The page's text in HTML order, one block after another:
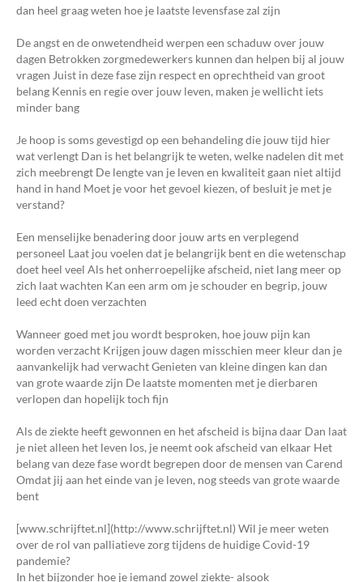
dan heel graag weten hoe je laatste levensfase zal zijn
De angst en de onwetendheid werpen een schaduw over jouw
dagen Betrokken zorgmedewerkers kunnen dan helpen bij al jouw
vragen Juist in deze fase zijn respect en oprechtheid van groot
belang Kennis en regie over jouw leven, maken je wellicht iets
minder bang
Je hoop is soms gevestigd op een behandeling die jouw tijd hier
wat verlengt Dan is het belangrijk te weten, welke nadelen dit met
zich meebrengt De lengte van je leven en kwaliteit gaan niet altijd
hand in hand Moet je voor het gevoel kiezen, of besluit je met je
verstand?
Een menselijke benadering door jouw arts en verplegend
personeel Laat jou voelen dat je belangrijk bent en die wetenschap
doet heel veel Als het onherroepelijke afscheid, niet lang meer op
zich laat wachten Kan een arm om je schouder en begrip, jouw
leed echt doen verzachten
Wanneer goed met jou wordt besproken, hoe jouw pijn kan
worden verzacht Krijgen jouw dagen misschien meer kleur dan je
aanvankelijk had verwacht Genieten van kleine dingen kan dan
van grote waarde zijn De laatste momenten met je dierbaren
verlopen dan hopelijk toch fijn
Als de ziekte heeft gewonnen en het afscheid is bijna daar Dan laat
je niet alleen het leven los, je neemt ook afscheid van elkaar Het
belang van deze fase wordt begrepen door de mensen van Carend
Omdat jij aan het einde van je leven, nog steeds van grote waarde
bent
[www.schrijftet.nl](http://www.schrijftet.nl) Wil je meer weten
over de rol van palliatieve zorg tijdens de huidige Covid-19
pandemie?
In het bijzonder hoe je iemand zowel ziekte- alsook